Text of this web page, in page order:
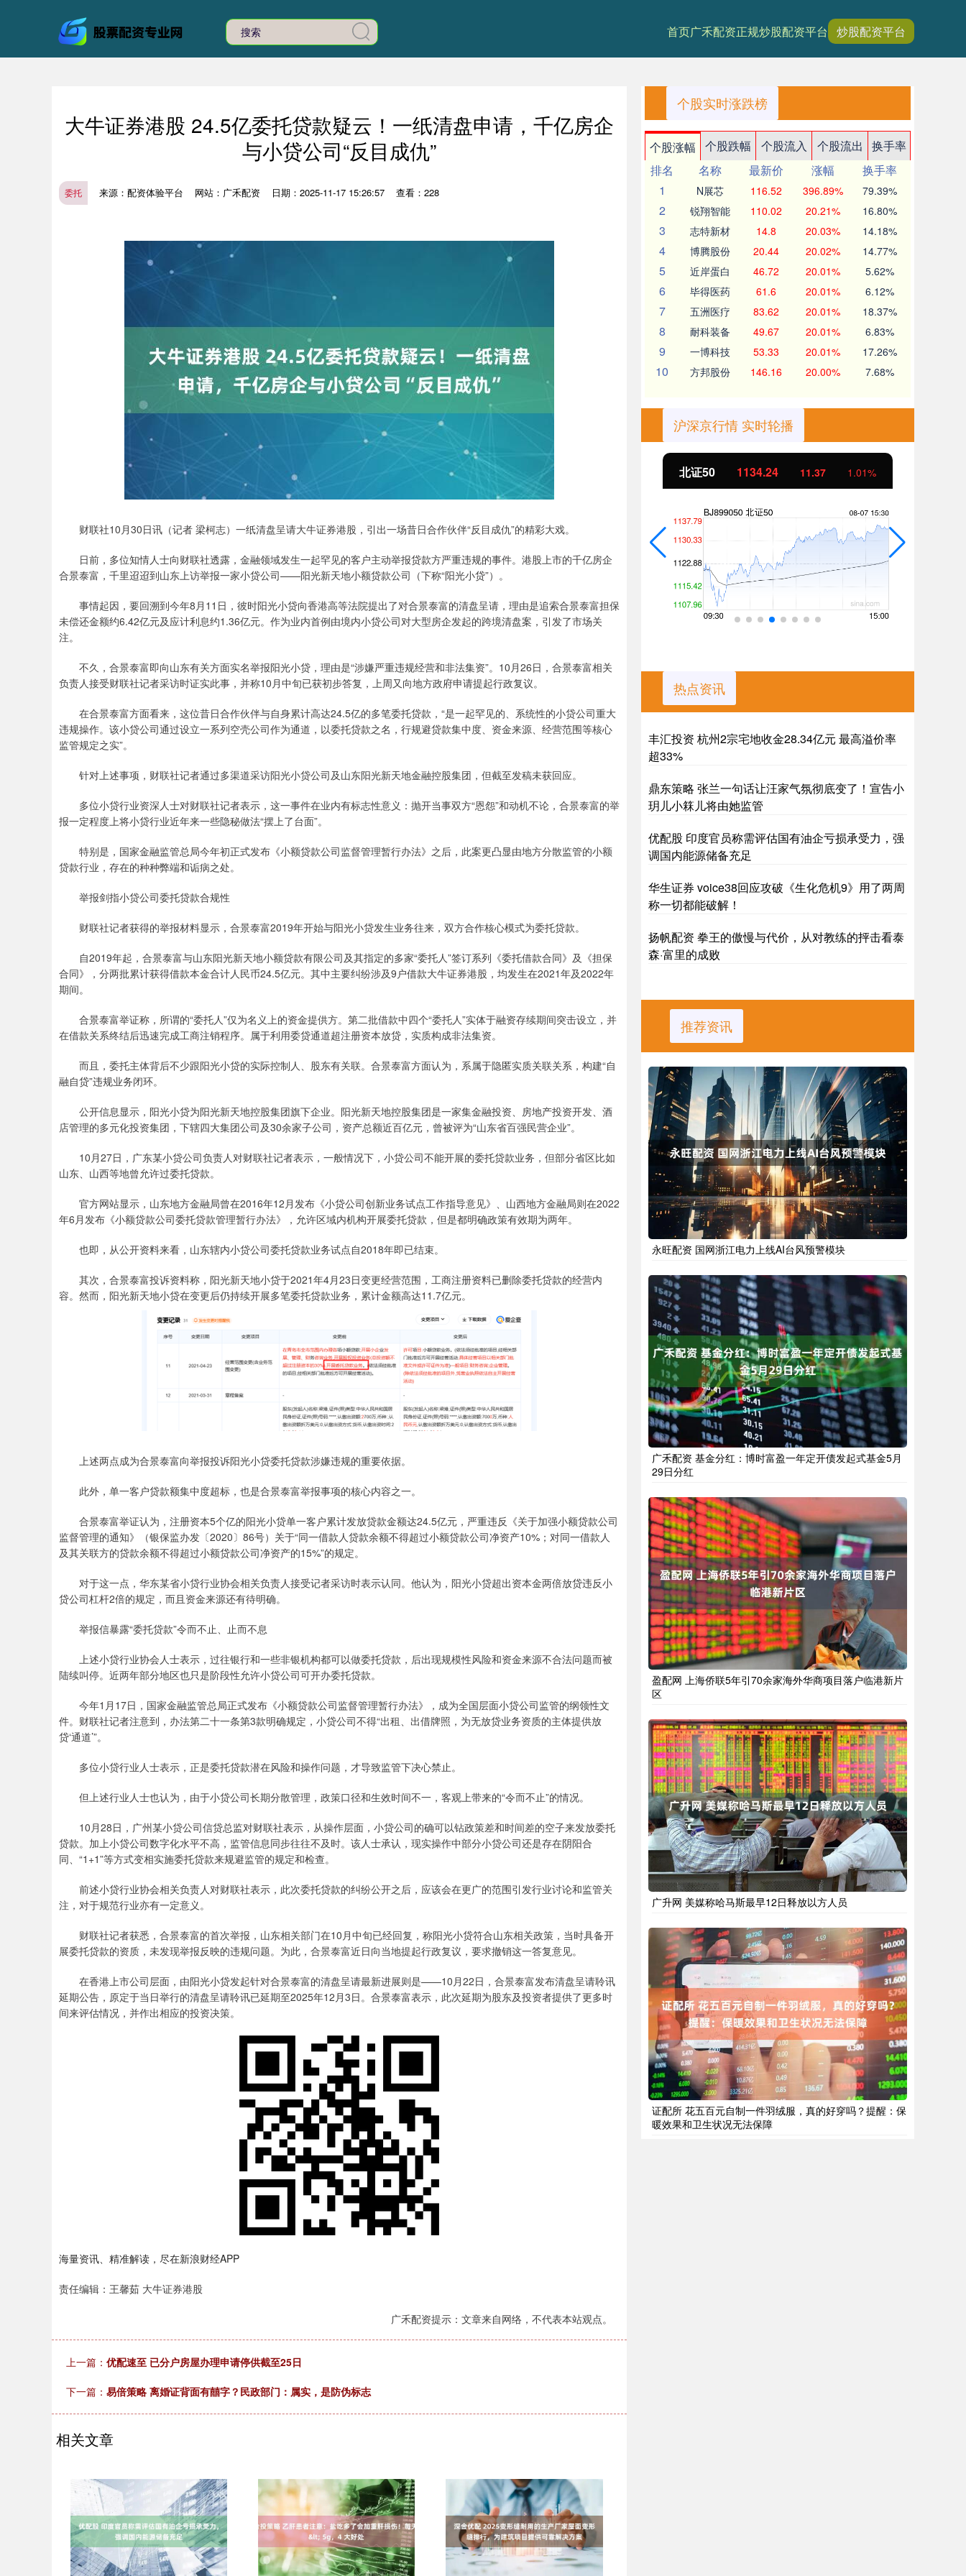
首页广禾配资正规炒股配资平台 炒股配资平台
大牛证券港股 24.5亿委托贷款疑云！一纸清盘申请，千亿房企
与小贷公司“反目成仇”
委托 来源：配资体验平台 网站：广禾配资 日期：2025-11-17 15:26:57 查看：228
财联社10月30日讯（记者 梁柯志）一纸清盘呈请大牛证券港股，引出一场昔日合作伙伴“反目成仇”的精彩大戏。
日前，多位知情人士向财联社透露，金融领域发生一起罕见的客户主动举报贷款方严重违规的事件。港股上市的千亿房企
合景泰富，千里迢迢到山东上访举报一家小贷公司——阳光新天地小额贷款公司（下称“阳光小贷”）。
事情起因，要回溯到今年8月11日，彼时阳光小贷向香港高等法院提出了对合景泰富的清盘呈请，理由是追索合景泰富担保
未偿还金额约6.42亿元及应计利息约1.36亿元。作为业内首例由境内小贷公司对大型房企发起的跨境清盘案，引发了市场关
注。
不久，合景泰富即向山东有关方面实名举报阳光小贷，理由是“涉嫌严重违规经营和非法集资”。10月26日，合景泰富相关
负责人接受财联社记者采访时证实此事，并称10月中旬已获初步答复，上周又向地方政府申请提起行政复议。
在合景泰富方面看来，这位昔日合作伙伴与自身累计高达24.5亿的多笔委托贷款，“是一起罕见的、系统性的小贷公司重大
违规操作。该小贷公司通过设立一系列空壳公司作为通道，以委托贷款之名，行规避贷款集中度、资金来源、经营范围等核心
监管规定之实”。
针对上述事项，财联社记者通过多渠道采访阳光小贷公司及山东阳光新天地金融控股集团，但截至发稿未获回应。
多位小贷行业资深人士对财联社记者表示，这一事件在业内有标志性意义：抛开当事双方“恩怨”和动机不论，合景泰富的举
报一定程度上将小贷行业近年来一些隐秘做法“摆上了台面”。
特别是，国家金融监管总局今年初正式发布《小额贷款公司监督管理暂行办法》之后，此案更凸显由地方分散监管的小额
贷款行业，存在的种种弊端和诟病之处。
举报剑指小贷公司委托贷款合规性
财联社记者获得的举报材料显示，合景泰富2019年开始与阳光小贷发生业务往来，双方合作核心模式为委托贷款。
自2019年起，合景泰富与山东阳光新天地小额贷款有限公司及其指定的多家“委托人”签订系列《委托借款合同》及《担保
合同》，分两批累计获得借款本金合计人民币24.5亿元。其中主要纠纷涉及9户借款大牛证券港股，均发生在2021年及2022年
期间。
合景泰富举证称，所谓的“委托人”仅为名义上的资金提供方。第二批借款中四个“委托人”实体于融资存续期间突击设立，并
在借款关系终结后迅速完成工商注销程序。属于利用委贷通道超注册资本放贷，实质构成非法集资。
而且，委托主体背后不少跟阳光小贷的实际控制人、股东有关联。合景泰富方面认为，系属于隐匿实质关联关系，构建“自
融自贷”违规业务闭环。
公开信息显示，阳光小贷为阳光新天地控股集团旗下企业。阳光新天地控股集团是一家集金融投资、房地产投资开发、酒
店管理的多元化投资集团，下辖四大集团公司及30余家子公司，资产总额近百亿元，曾被评为“山东省百强民营企业”。
10月27日，广东某小贷公司负责人对财联社记者表示，一般情况下，小贷公司不能开展的委托贷款业务，但部分省区比如
山东、山西等地曾允许过委托贷款。
官方网站显示，山东地方金融局曾在2016年12月发布《小贷公司创新业务试点工作指导意见》、山西地方金融局则在2022
年6月发布《小额贷款公司委托贷款管理暂行办法》，允许区域内机构开展委托贷款，但是都明确政策有效期为两年。
也即，从公开资料来看，山东辖内小贷公司委托贷款业务试点自2018年即已结束。
其次，合景泰富投诉资料称，阳光新天地小贷于2021年4月23日变更经营范围，工商注册资料已删除委托贷款的经营内
容。然而，阳光新天地小贷在变更后仍持续开展多笔委托贷款业务，累计金额高达11.7亿元。
上述两点成为合景泰富向举报投诉阳光小贷委托贷款涉嫌违规的重要依据。
此外，单一客户贷款额集中度超标，也是合景泰富举报事项的核心内容之一。
合景泰富举证认为，注册资本5个亿的阳光小贷单一客户累计发放贷款金额达24.5亿元，严重违反《关于加强小额贷款公司
监督管理的通知》（银保监办发〔2020〕86号）关于“同一借款人贷款余额不得超过小额贷款公司净资产10%；对同一借款人
及其关联方的贷款余额不得超过小额贷款公司净资产的15%”的规定。
对于这一点，华东某省小贷行业协会相关负责人接受记者采访时表示认同。他认为，阳光小贷超出资本金两倍放贷违反小
贷公司杠杆2倍的规定，而且资金来源还有待明确。
举报信暴露“委托贷款”令而不止、止而不息
上述小贷行业协会人士表示，过往银行和一些非银机构都可以做委托贷款，后出现规模性风险和资金来源不合法问题而被
陆续叫停。近两年部分地区也只是阶段性允许小贷公司可开办委托贷款。
今年1月17日，国家金融监管总局正式发布《小额贷款公司监督管理暂行办法》，成为全国层面小贷公司监管的纲领性文
件。财联社记者注意到，办法第二十一条第3款明确规定，小贷公司不得“出租、出借牌照，为无放贷业务资质的主体提供放
贷‘通道’”。
多位小贷行业人士表示，正是委托贷款潜在风险和操作问题，才导致监管下决心禁止。
但上述行业人士也认为，由于小贷公司长期分散管理，政策口径和生效时间不一，客观上带来的“令而不止”的情况。
10月28日，广州某小贷公司信贷总监对财联社表示，从操作层面，小贷公司的确可以钻政策差和时间差的空子来发放委托
贷款。加上小贷公司数字化水平不高，监管信息同步往往不及时。该人士承认，现实操作中部分小贷公司还是存在阴阳合
同、“1+1”等方式变相实施委托贷款来规避监管的规定和检查。
前述小贷行业协会相关负责人对财联社表示，此次委托贷款的纠纷公开之后，应该会在更广的范围引发行业讨论和监管关
注，对于规范行业亦有一定意义。
财联社记者获悉，合景泰富的首次举报，山东相关部门在10月中旬已经回复，称阳光小贷符合山东相关政策，当时具备开
展委托贷款的资质，未发现举报反映的违规问题。为此，合景泰富近日向当地提起行政复议，要求撤销这一答复意见。
在香港上市公司层面，由阳光小贷发起针对合景泰富的清盘呈请最新进展则是——10月22日，合景泰富发布清盘呈请聆讯
延期公告，原定于当日举行的清盘呈请聆讯已延期至2025年12月3日。合景泰富表示，此次延期为股东及投资者提供了更多时
间来评估情况，并作出相应的投资决策。
海量资讯、精准解读，尽在新浪财经APP
责任编辑：王馨茹 大牛证券港股
广禾配资提示：文章来自网络，不代表本站观点。
上一篇： 优配速至 已分户房屋办理申请停供截至25日
下一篇： 易倍策略 离婚证背面有囍字？民政部门：属实，是防伪标志
相关文章
个股实时涨跌榜
个股涨幅 个股跌幅 个股流入 个股流出
换手率
排名
名称 最新价 涨幅
换手率
1
N展芯 116.52 396.89% 79.39%
2 锐翔智能 110.02 20.21% 16.80%
3 志特新材 14.8 20.03% 14.18%
4 博腾股份 20.44 20.02% 14.77%
5 近岸蛋白 46.72 20.01% 5.62%
6 毕得医药 61.6 20.01% 6.12%
7 五洲医疗 83.62 20.01% 18.37%
8 耐科装备 49.67 20.01% 6.83%
9 一博科技 53.33 20.01% 17.26%
10 方邦股份 146.16 20.00% 7.68%
沪深京行情 实时轮播
深证成指 14311.01 4694.44 43.13 北证50 1134.24 11.37 1.01%
热点资讯
丰汇投资 杭州2宗宅地收金28.34亿元 最高溢价率
超33%
鼎东策略 张兰一句话让汪家气氛彻底变了！宣告小
玥儿小箖儿将由她监管
优配股 印度官员称需评估国有油企亏损承受力，强
调国内能源储备充足
华生证券 voice38回应攻破《生化危机9》用了两周
称一切都能破解！
扬帆配资 拳王的傲慢与代价，从对教练的抨击看泰
森·富里的成败
推荐资讯
永旺配资 国网浙江电力上线AI台风预警模块
广禾配资 基金分红：博时富盈一年定开债发起式基金5月
29日分红
盈配网 上海侨联5年引70余家海外华商项目落户临港新片
区
广升网 美媒称哈马斯最早12日释放以方人员
证配所 花五百元自制一件羽绒服，真的好穿吗？提醒：保
暖效果和卫生状况无法保障